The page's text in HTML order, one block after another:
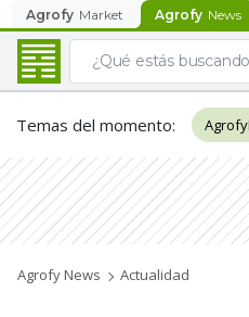
Agrofy Market Agrofy News
Temas del momento:
Agrofy News Actualidad